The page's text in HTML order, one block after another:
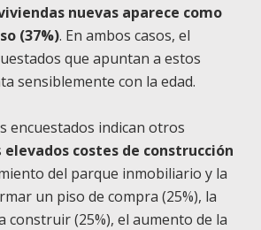
nuevas aparece como
(37%). En ambos casos, el
que apuntan a estos
sensiblemente con la edad.
encuestados indican otros
elevados costes de construcción
del parque inmobiliario y la
un piso de compra (25%), la
construir (25%), el aumento de la